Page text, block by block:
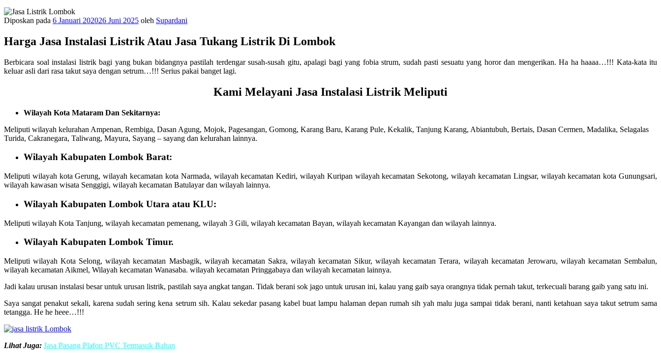
Diposkan pada 6 Januari 202026 Juni 2025 oleh Supardani
Harga Jasa Instalasi Listrik Atau Jasa Tukang Listrik Di Lombok
Berbicara soal instalasi listrik bagi yang bukan bidangnya pastilah terdengar susah-susah gitu, apalagi bagi yang fobia strum, sudah pasti sesuatu yang horor dan mengerikan. Ha ha haaaa…!!! Kata-kata itu
keluar asli dari rasa takut saya dengan setrum…!!! Serius pakai banget lagi.
Kami Melayani Jasa Instalasi Listrik Meliputi
Wilayah Kota Mataram Dan Sekitarnya:
Meliputi wilayah kelurahan Ampenan, Rembiga, Dasan Agung, Mojok, Pagesangan, Gomong, Karang Baru, Karang Pule, Kekalik, Tanjung Karang, Abiantubuh, Bertais, Dasan Cermen, Madalika, Selagalas
Turida, Cakranegara, Taliwang, Mayura, Sayang – sayang dan kelurahan lainnya.
Wilayah Kabupaten Lombok Barat:
Meliputi wilayah kota Gerung, wilayah kecamatan kota Narmada, wilayah kecamatan Kediri, wilayah Kuripan wilayah kecamatan Sekotong, wilayah kecamatan Lingsar, wilayah kecamatan kota Gunungsari,
wilayah kawasan wisata Senggigi, wilayah kecamatan Batulayar dan wilayah lainnya.
Wilayah Kabupaten Lombok Utara atau KLU:
Meliputi wilayah Kota Tanjung, wilayah kecamatan pemenang, wilayah 3 Gili, wilayah kecamatan Bayan, wilayah kecamatan Kayangan dan wilayah lainnya.
Wilayah Kabupaten Lombok Timur.
Meliputi wilayah Kota Selong, wilayah kecamatan Masbagik, wilayah kecamatan Sakra, wilayah kecamatan Sikur, wilayah kecamatan Terara, wilayah kecamatan Jerowaru, wilayah kecamatan Sembalun,
wilayah kecamatan Aikmel, Wilayah kecamatan Wanasaba. wilayah kecamatan Pringgabaya dan wilayah kecamatan lainnya.
Jadi kalau urusan instalasi besar untuk urusan listrik, pastilah saya angkat tangan. Tidak berani sok jago untuk urusan ini, kalau yang gaib saya orangnya tidak pernah takut, terkecuali barang gaib yang satu ini.
Saya sangat penakut sekali, karena sudah sering kena setrum sih. Kalau sekedar pasang kabel buat lampu halaman depan rumah sih yah malu juga sampai tidak berani, nanti ketahuan saya takut setrum sama
tetangga. He he heee…!!!
Lihat Juga: Jasa Pasang Plafon PVC Termasuk Bahan